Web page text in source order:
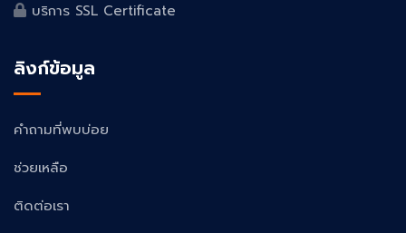
บริการ SSL Certificate
ลิงก์ข้อมูล
คำถามที่พบบ่อย
ช่วยเหลือ
ติดต่อเรา